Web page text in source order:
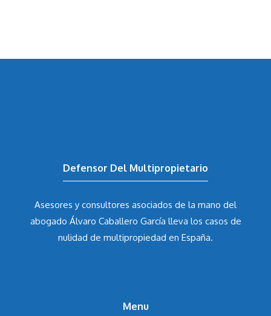
Asesores y consultores asociados de la mano del
abogado Álvaro Caballero Garcíalleva los casos de